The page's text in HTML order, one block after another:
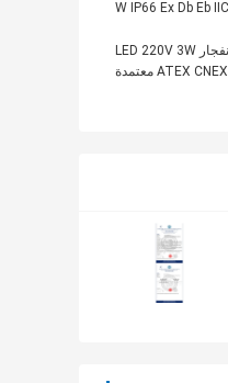
إشارة خروج مضادة للانفجار LED 220V 3W
ATEX CNEX معتمدة